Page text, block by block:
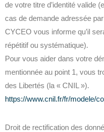
de votre titre d’identité valide
cas de demande adressée
CYCEO vous informe qu’il
répétitif ou systématique).
Pour vous aider dans votre
mentionnée au point 1, vous
des Libertés (la « CNIL »).
https://www.cnil.fr/fr/modele/
Droit de rectification des